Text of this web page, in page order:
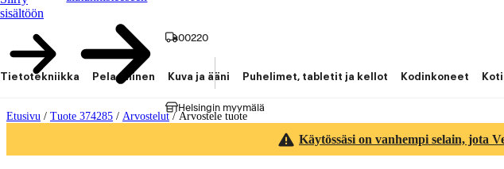
sisältöön
00220
Helsingin myymälä
Tietotekniikka Pelaaminen Kuva ja ääni Puhelimet, tabletit ja kellot Kodinkoneet
Etusivu / Tuote 374285 / Arvostelut/ Arvostele tuote
Käytössäsi on vanhempi selain, jota